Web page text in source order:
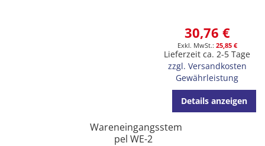
30,76 €
25,85 €
Lieferzeit ca. 2-5 Tage
zzgl. Versandkosten
Gewährleistung
Details anzeigen
Wareneingangsstem
pel WE-2